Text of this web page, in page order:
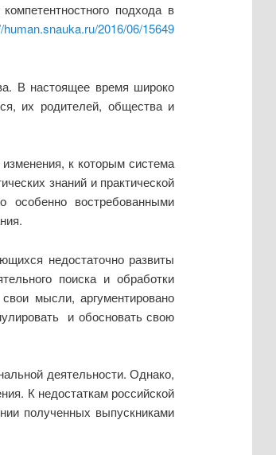
подхода в
human.snauka.ru/2016/06/15649
В настоящее время широко
их родителей, общества и
к которым система
знаний и практической
особенно востребованными
недостаточно развиты
поиска и обработки
мысли, аргументировано
и обосновать свою
деятельности. Однако,
К недостаткам российской
полученных выпускниками